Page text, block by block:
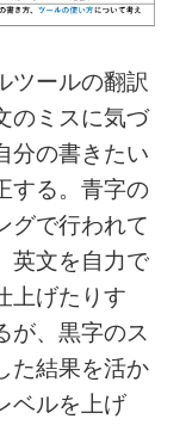
ツールの翻訳
のミスに気づ
分の書きたい
する。青字の
グで行われて
英文を自力で
上げたりす
が、黒字のス
た結果を活か
ベルを上げ